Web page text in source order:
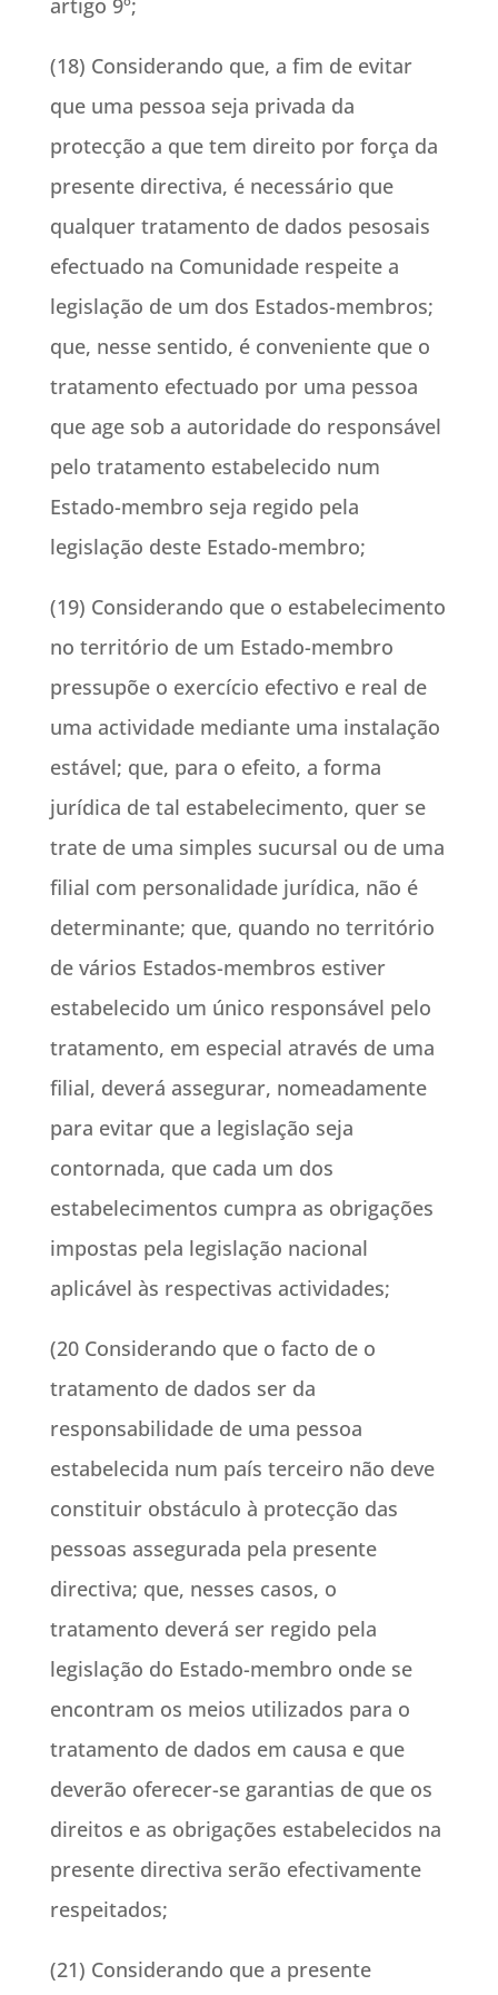
artigo 9º;
(18) Considerando que, a fim de evitar
que uma pessoa seja privada da
protecção a que tem direito por força da
presente directiva, é necessário que
qualquer tratamento de dados pesosais
efectuado na Comunidade respeite a
legislação de um dos Estados-membros;
que, nesse sentido, é conveniente que o
tratamento efectuado por uma pessoa
que age sob a autoridade do responsável
pelo tratamento estabelecido num
Estado-membro seja regido pela
legislação deste Estado-membro;
(19) Considerando que o estabelecimento
no território de um Estado-membro
pressupõe o exercício efectivo e real de
uma actividade mediante uma instalação
estável; que, para o efeito, a forma
jurídica de tal estabelecimento, quer se
trate de uma simples sucursal ou de uma
filial com personalidade jurídica, não é
determinante; que, quando no território
de vários Estados-membros estiver
estabelecido um único responsável pelo
tratamento, em especial através de uma
filial, deverá assegurar, nomeadamente
para evitar que a legislação seja
contornada, que cada um dos
estabelecimentos cumpra as obrigações
impostas pela legislação nacional
aplicável às respectivas actividades;
(20 Considerando que o facto de o
tratamento de dados ser da
responsabilidade de uma pessoa
estabelecida num país terceiro não deve
constituir obstáculo à protecção das
pessoas assegurada pela presente
directiva; que, nesses casos, o
tratamento deverá ser regido pela
legislação do Estado-membro onde se
encontram os meios utilizados para o
tratamento de dados em causa e que
deverão oferecer-se garantias de que os
direitos e as obrigações estabelecidos na
presente directiva serão efectivamente
respeitados;
(21) Considerando que a presente